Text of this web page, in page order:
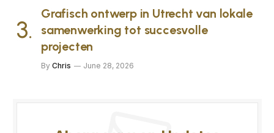
Grafisch ontwerp in Utrecht van lokale
samenwerking tot succesvolle
projecten
By Chris June 28, 2026